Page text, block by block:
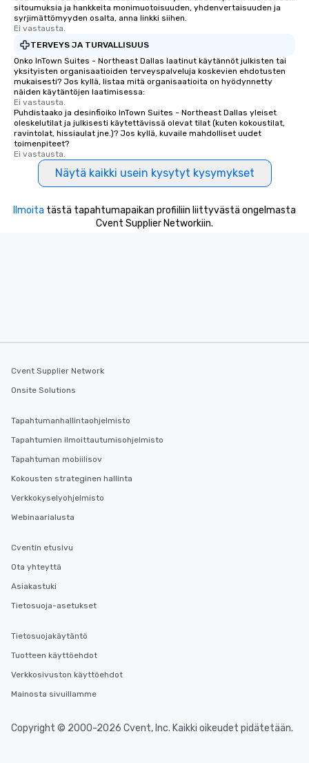
sitoumuksia ja hankkeita monimuotoisuuden, yhdenvertaisuuden ja
syrjimättömyyden osalta, anna linkki siihen.
Ei vastausta.
TERVEYS JA TURVALLISUUS
Onko InTown Suites - Northeast Dallas laatinut käytännöt julkisten tai
yksityisten organisaatioiden terveyspalveluja koskevien ehdotusten
mukaisesti? Jos kyllä, listaa mitä organisaatioita on hyödynnetty
näiden käytäntöjen laatimisessa:
Ei vastausta.
Puhdistaako ja desinfioiko InTown Suites - Northeast Dallas yleiset
oleskelutilat ja julkisesti käytettävissä olevat tilat (kuten kokoustilat,
ravintolat, hissiaulat jne.)? Jos kyllä, kuvaile mahdolliset uudet
toimenpiteet?
Ei vastausta.
Näytä kaikki usein kysytyt kysymykset
Ilmoita tästä tapahtumapaikan profiiliin liittyvästä ongelmasta
Cvent Supplier Networkiin.
Cvent Supplier Network
Onsite Solutions
Tapahtumanhallintaohjelmisto
Tapahtumien ilmoittautumisohjelmisto
Tapahtuman mobiilisov
Kokousten strateginen hallinta
Verkkokyselyohjelmisto
Webinaarialusta
Cventin etusivu
Ota yhteyttä
Asiakastuki
Tietosuoja-asetukset
Tietosuojakäytäntö
Tuotteen käyttöehdot
Verkkosivuston käyttöehdot
Mainosta sivuillamme
Copyright © 2000-2026 Cvent, Inc. Kaikki oikeudet pidätetään.